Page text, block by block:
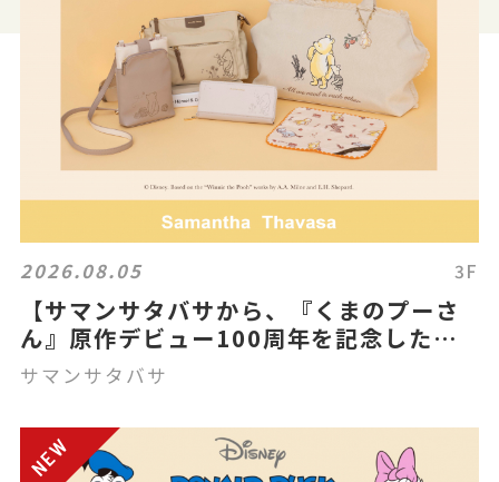
2026.08.05 3F
【サマンサタバサから、『くまのプーさ
ん』原作デビュー100周年を記念した
「クラシック プー」コレクションを発
売！】
サマンサタバサ